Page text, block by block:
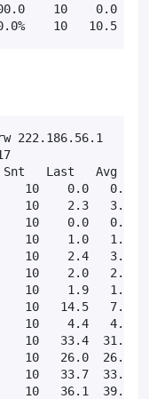
10    0.0
10   10.5
222.186.56.1
Snt   Last   Avg
10    0.0   0.0
10    2.3   3.0
10    0.0   0.0
10    1.0   1.1
10    2.4   3.1
10    2.0   2.1
10    1.9   1.9
10   14.5   7.9
10    4.4   4.5
10   33.4  31.8
10   26.0  26.2
10   33.7  33.7
10   36.1  39.2